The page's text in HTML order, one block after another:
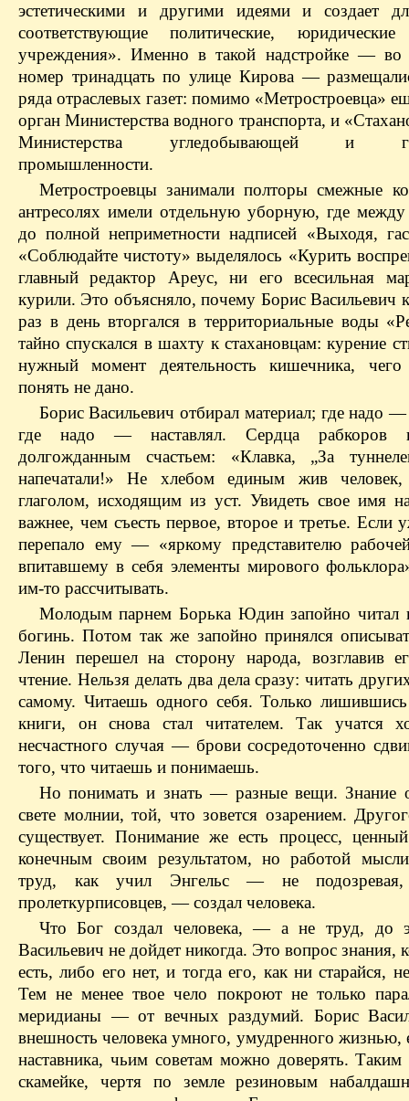
эстетическими и другими идеями и создает
соответствующие политические,
учреждения». Именно в такой надстройке — во
номер тринадцать по улице Кирова —
ряда отраслевых газет: помимо «Метростроевца»
орган Министерства водного транспорта, и
Министерства угледобывающей и
промышленности.
Метростроевцы занимали полторы смежные
антресолях имели отдельную уборную, где
до полной неприметности надписей «Выходя,
«Соблюдайте чистоту» выделялось «Курить
главный редактор Ареус, ни его всесильная
курили. Это объясняло, почему Борис Васильевич
раз в день вторгался в территориальные воды
тайно спускался в шахту к стахановцам: курение
нужный момент деятельность кишечника,
понять не дано.
Борис Васильевич отбирал материал; где надо —
где надо — наставлял. Сердца рабкоров
долгожданным счастьем: «Клавка, „За
напечатали!» Не хлебом единым жив
глаголом, исходящим из уст. Увидеть свое имя
важнее, чем съесть первое, второе и третье. Если
перепало ему — «яркому представителю
впитавшему в себя элементы мирового
им-то рассчитывать.
Молодым парнем Борька Юдин запойно читал
богинь. Потом так же запойно принялся
Ленин перешел на сторону народа, возглавив
чтение. Нельзя делать два дела сразу: читать
самому. Читаешь одного себя. Только лишившись
книги, он снова стал читателем. Так учатся
несчастного случая — брови сосредоточенно
того, что читаешь и понимаешь.
Но понимать и знать — разные вещи. Знание
свете молнии, той, что зовется озарением.
существует. Понимание же есть процесс,
конечным своим результатом, но работой
труд, как учил Энгельс — не
пролеткурписовцев, — создал человека.
Что Бог создал человека, — а не труд, до
Васильевич не дойдет никогда. Это вопрос знания,
есть, либо его нет, и тогда его, как ни старайся,
Тем неменее твое чело покроют не только
меридианы — от вечных раздумий. Борис
внешность человека умного, умудренного жизнью,
наставника, чьим советам можно доверять.
скамейке, чертя по земле резиновым